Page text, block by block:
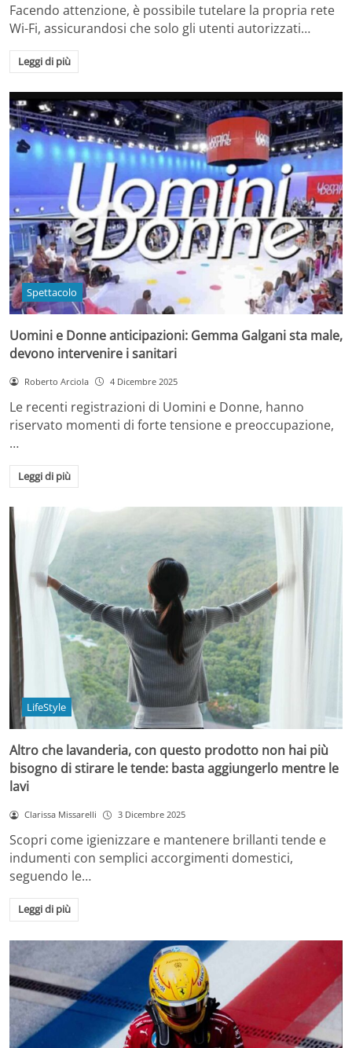
Facendo attenzione, è possibile tutelare la propria rete
Wi-Fi, assicurandosi che solo gli utenti autorizzati…
Leggi di più
Spettacolo
Uomini e Donne anticipazioni: Gemma Galgani sta male,
devono intervenire i sanitari
Roberto Arciola 4 Dicembre 2025
Le recenti registrazioni di Uomini e Donne, hanno
riservato momenti di forte tensione e preoccupazione,
…
Leggi di più
LifeStyle
Altro che lavanderia, con questo prodotto non hai più
bisogno di stirare le tende: basta aggiungerlo mentre le
lavi
Clarissa Missarelli 3 Dicembre 2025
Scopri come igienizzare e mantenere brillanti tende e
indumenti con semplici accorgimenti domestici,
seguendo le…
Leggi di più